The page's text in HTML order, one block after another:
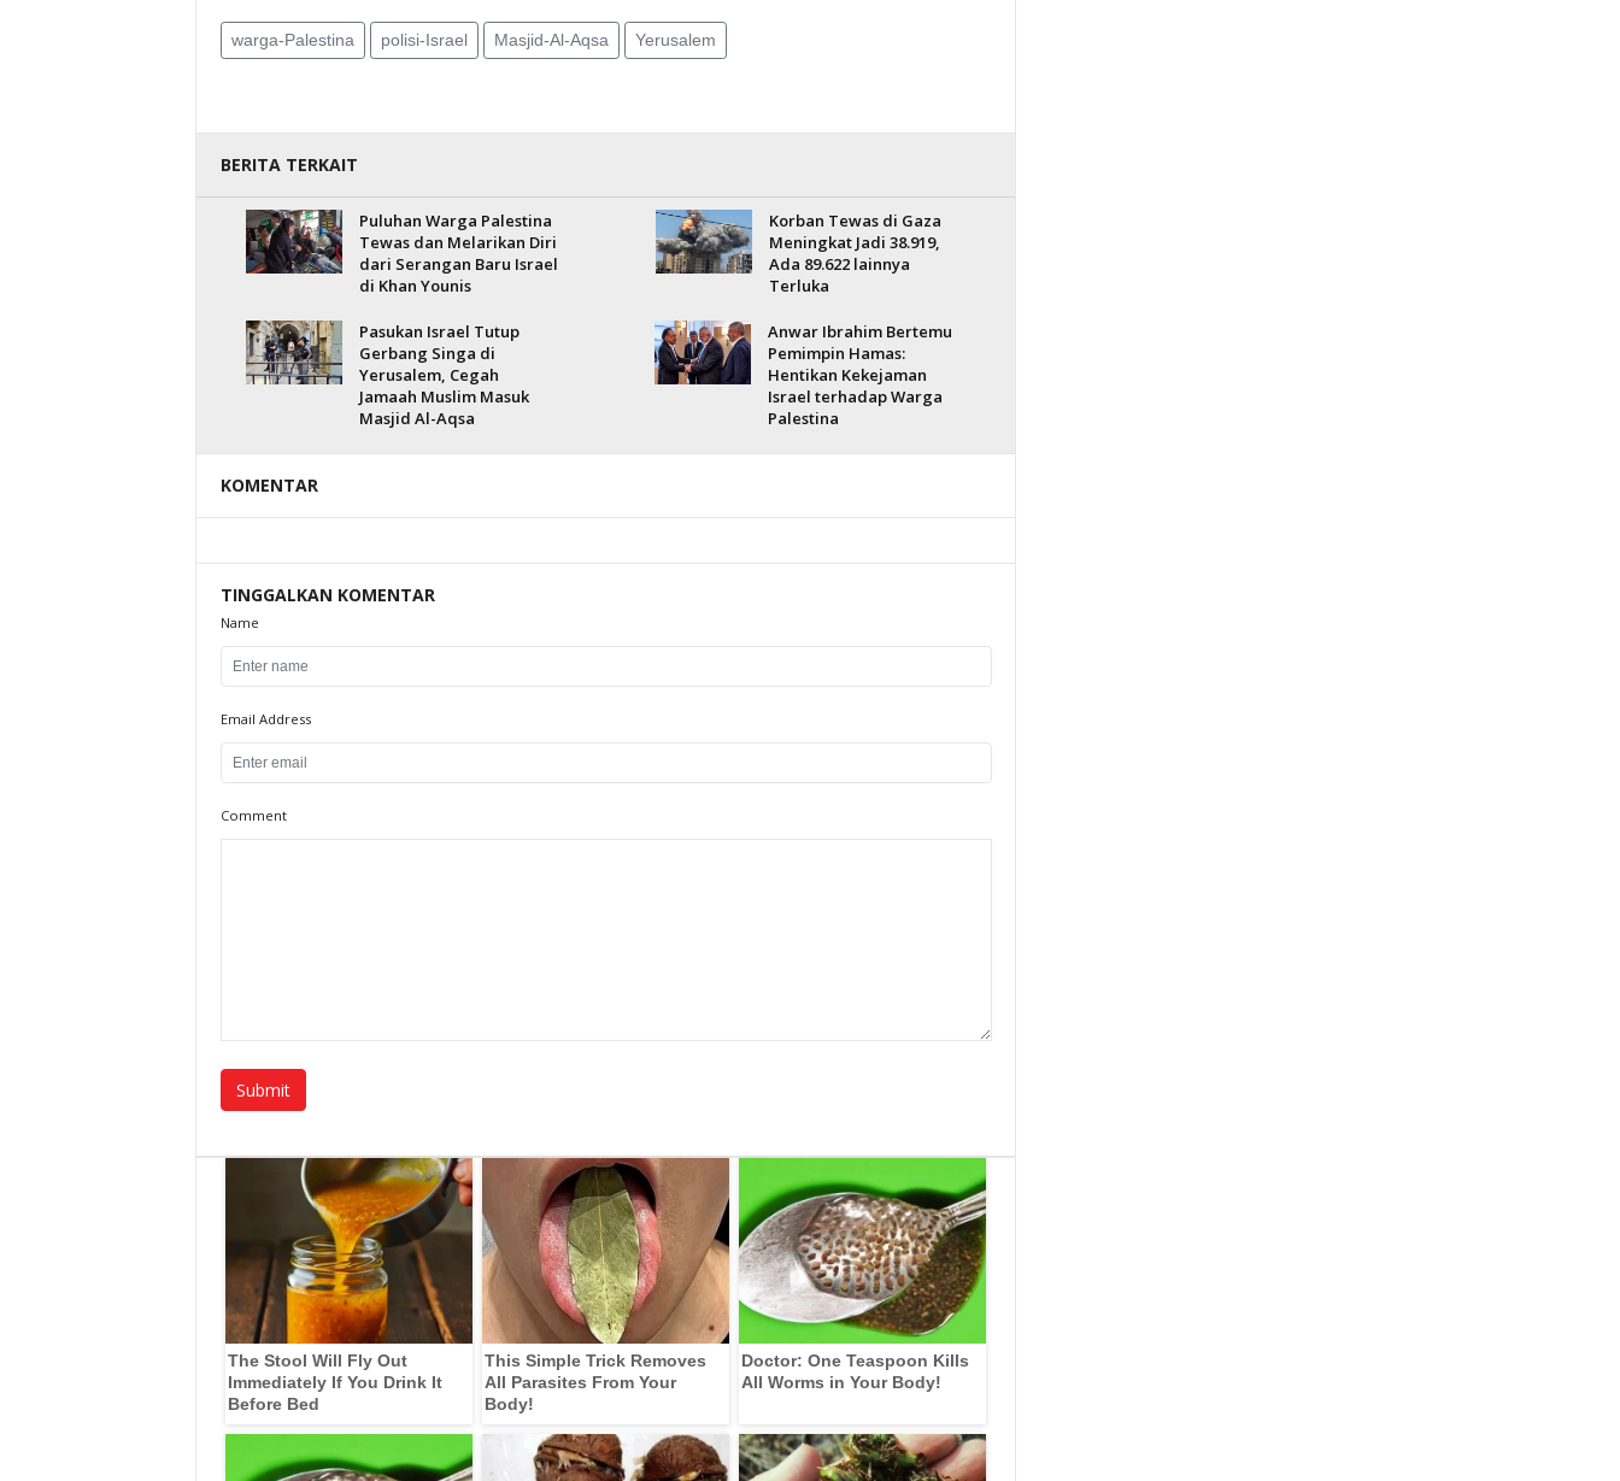
warga-Palestina polisi-Israel Masjid-Al-Aqsa Yerusalem
BERITA TERKAIT
Puluhan Warga Palestina
Tewas dan Melarikan Diri
dari Serangan Baru Israel
di Khan Younis
Korban Tewas di Gaza
Meningkat Jadi 38.919,
Ada 89.622 lainnya
Terluka
Pasukan Israel Tutup
Gerbang Singa di
Yerusalem, Cegah
Jamaah Muslim Masuk
Masjid Al-Aqsa
Anwar Ibrahim Bertemu
Pemimpin Hamas:
Hentikan Kekejaman
Israel terhadap Warga
Palestina
KOMENTAR
TINGGALKAN KOMENTAR
Name
Email Address
Comment
The Stool Will Fly Out
Immediately If You Drink It
Before Bed
This Simple Trick Removes
All Parasites From Your
Body!
Doctor: One Teaspoon Kills
All Worms in Your Body!